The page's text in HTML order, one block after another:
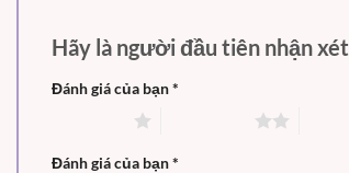
Hãy là người đầu tiên nhận
Đánh giá của bạn*
Đánh giá của bạn*